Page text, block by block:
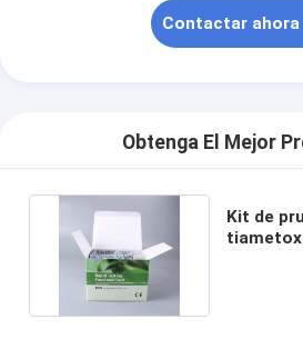
Contactar ahora
Obtenga El Mejor
Kit de